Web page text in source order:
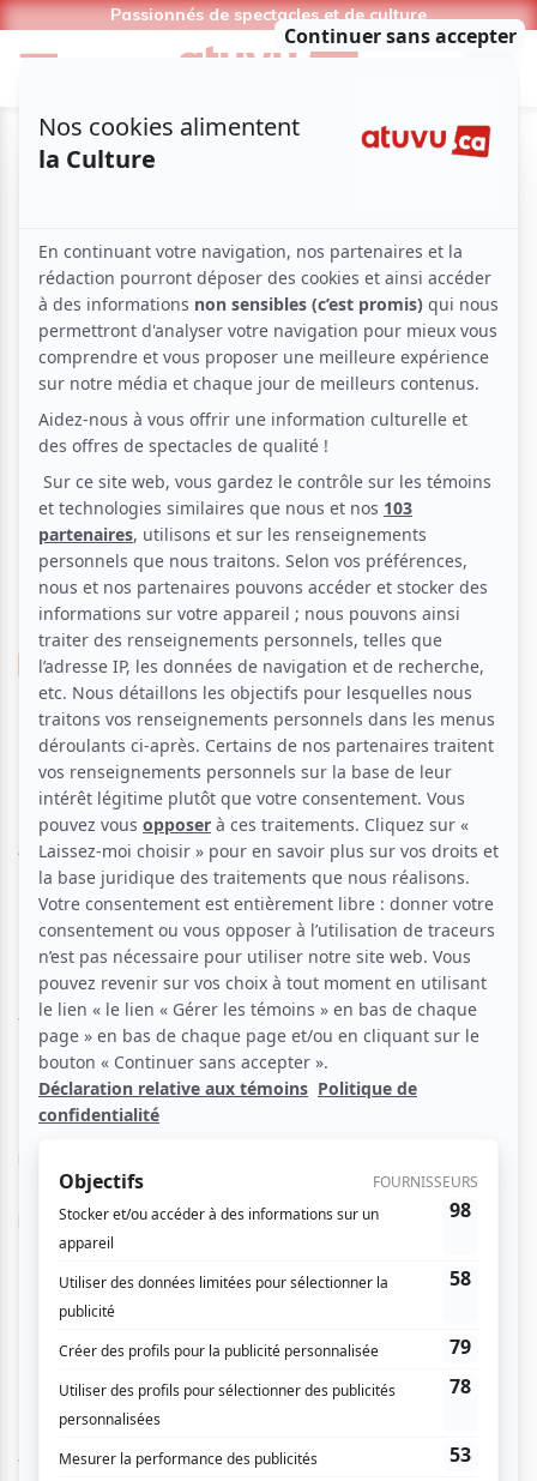
Passionnés de spectacles et de culture
Musique Electronique Pop franco
Foule Statik | Party Électro
Pop
Aucune offre promotionnelle
disponible
Soyez les premiers avisés dès qu'il y aura une offre promo
pour Foule Statik | Party Électro Pop:INSCRIVEZ-VOUS
Vous aimez l'Électro PoP?
Foule Statik est une formation récente composée de deux
DJ Delirious - qui s'associent pour vous fabriquer de toute
pièce dans leur studio des hits, des tubes, et des tracks!
Venez danser au son de Foule Statik.